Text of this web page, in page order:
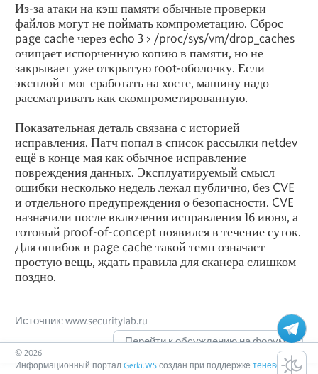
Из-за атаки на кэш памяти обычные проверки
файлов могут не поймать компрометацию. Сброс
page cache через echo 3 > /proc/sys/vm/drop_caches
очищает испорченную копию в памяти, но не
закрывает уже открытую root-оболочку. Если
эксплойт мог сработать на хосте, машину надо
рассматривать как скомпрометированную.
Показательная деталь связана с историей
исправления. Патч попал в список рассылки netdev
ещё в конце мая как обычное исправление
повреждения данных. Эксплуатируемый смысл
ошибки несколько недель лежал публично, без CVE
и отдельного предупреждения о безопасности. CVE
назначили после включения исправления 16 июня, а
готовый proof-of-concept появился в течение суток.
Для ошибок в page cache такой темп означает
простую вещь, ждать правила для сканера слишком
поздно.
Источник: www.securitylab.ru
Перейти к обсуждению на форуме
© 2026
Информационный порталGerki.WSсоздан при поддержкетеневого